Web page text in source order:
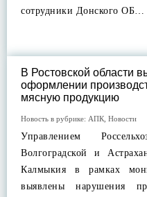
сотрудники Донского ОБ…
В Ростовской области
оформлении
мясную продукцию
Новость в рубрике: АПК Новости
Управлением
Волгоградской и
Калмыкия в рамках
выявлены нарушения